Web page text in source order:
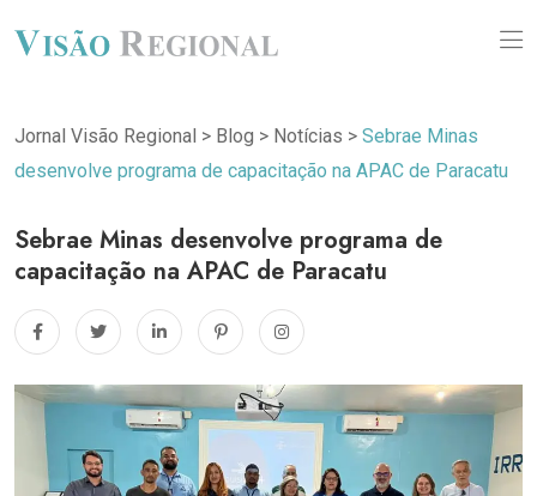
Jornal Visão Regional > Blog > Notícias > Sebrae Minas
desenvolve programa de capacitação na APAC de Paracatu
Sebrae Minas desenvolve programa de
capacitação na APAC de Paracatu